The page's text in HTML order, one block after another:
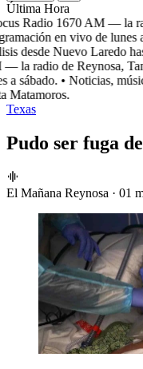
Última Hora
Radio 1670 AM — la
en vivo de lunes a
desde Nuevo Laredo
la radio de Reynosa,
a sábado. • Noticias,
Matamoros.
Texas
Pudo ser fuga
El Mañana Reynosa · 01